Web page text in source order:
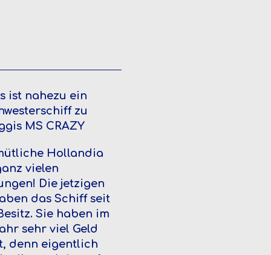
ist nahezu ein
zu
MS CRAZY
Hollandia
vielen
Die jetzigen
das Schiff seit
Sie haben im
sehr viel Geld
denn eigentlich